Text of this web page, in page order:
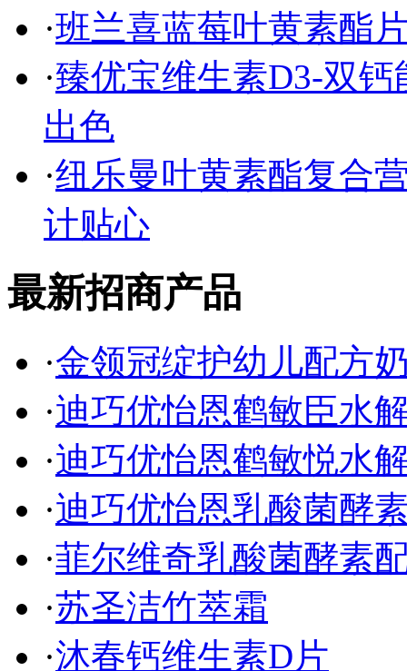
·班兰喜蓝莓叶黄素酯
·臻优宝维生素D3-双
出色
·纽乐曼叶黄素酯复合
计贴心
最新招商产品
·金领冠绽护幼儿配方
·迪巧优怡恩鹤敏臣水
·迪巧优怡恩鹤敏悦水
·迪巧优怡恩乳酸菌酵
·菲尔维奇乳酸菌酵素
·苏圣洁竹萃霜
·沐春钙维生素D片